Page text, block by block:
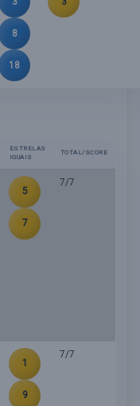
8
18
ESTRELAS
IGUAIS
TOTAL/SCORE
5
7
7/7
1
9
7/7